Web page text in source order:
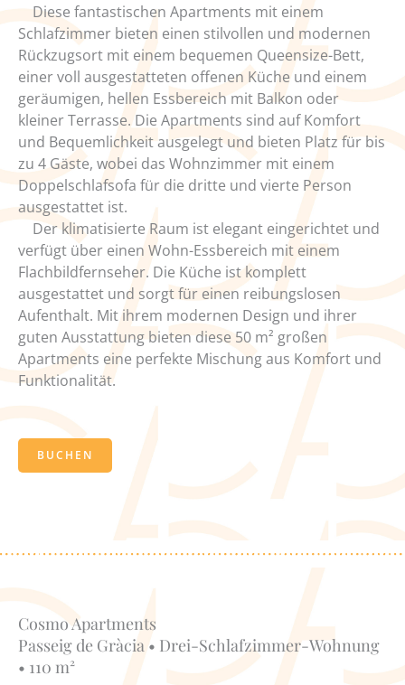
Diese fantastischen Apartments mit einem
Schlafzimmer bieten einen stilvollen und modernen
Rückzugsort mit einem bequemen Queensize-Bett,
einer voll ausgestatteten offenen Küche und einem
geräumigen, hellen Essbereich mit Balkon oder
kleiner Terrasse. Die Apartments sind auf Komfort
und Bequemlichkeit ausgelegt und bieten Platz für bis
zu 4 Gäste, wobei das Wohnzimmer mit einem
Doppelschlafsofa für die dritte und vierte Person
ausgestattet ist.
Der klimatisierte Raum ist elegant eingerichtet und
verfügt über einen Wohn-Essbereich mit einem
Flachbildfernseher. Die Küche ist komplett
ausgestattet und sorgt für einen reibungslosen
Aufenthalt. Mit ihrem modernen Design und ihrer
guten Ausstattung bieten diese 50 m² großen
Apartments eine perfekte Mischung aus Komfort und
Funktionalität.
BUCHEN
Cosmo Apartments
Passeig de Gràcia • Drei-Schlafzimmer-Wohnung
• 110 m²